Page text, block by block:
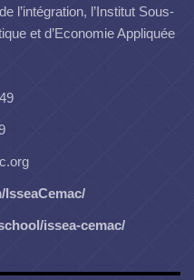
l’intégration, l’Institut Sous-
et d’Economie Appliquée
issea-cemac/